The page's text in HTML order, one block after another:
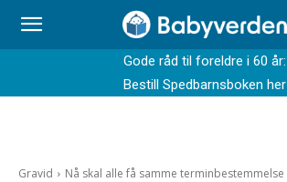
Gode råd til foreldre i 60 år:
Bestill Spedbarnsboken her
Gravid Nå skal alle få samme terminbestemmelse